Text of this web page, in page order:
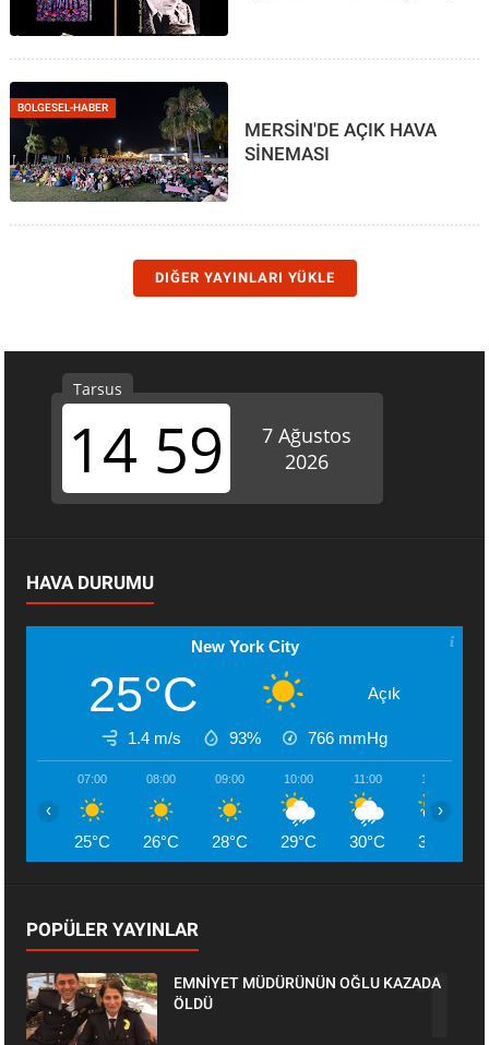
BOLGESEL-HABER
MERSİN'DE AÇIK HAVA
SİNEMASI
DIĞER YAYINLARI YÜKLE
HAVA DURUMU
New York City
25°C Açık
1.4 m/s 93% 766 mmHg
07:00
25°C
08:00
26°C
09:00
28°C
10:00
29°C
11:00
30°C
12:00
31°C
‹ ›
POPÜLER YAYINLAR
EMNİYET MÜDÜRÜNÜN OĞLU KAZADA
ÖLDÜ